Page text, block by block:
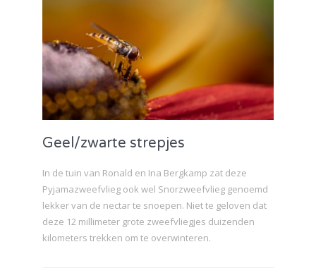
Geel/zwarte strepjes
In de tuin van Ronald en Ina Bergkamp zat deze
Pyjamazweefvlieg ook wel Snorzweefvlieg genoemd
lekker van de nectar te snoepen. Niet te geloven dat
deze 12 millimeter grote zweefvliegjes duizenden
kilometers trekken om te overwinteren.